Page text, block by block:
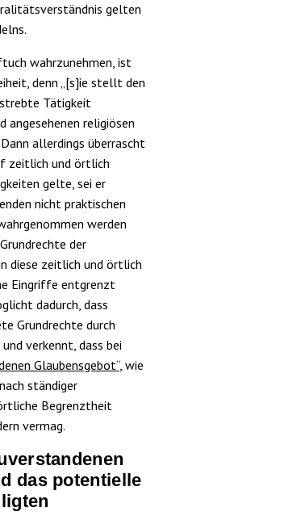
gelten
wahrzunehmen, ist
denn „[s]ie stellt den
Tätigkeit
angesehenen religiösen
allerdings überrascht
zeitlich und örtlich
gelte, sei er
nicht praktischen
werden
der
diese zeitlich und örtlich
Eingriffe entgrenzt
dadurch, dass
Grundrechte durch
verkennt, dass bei
Glaubensgebot“, wie
ständiger
Begrenztheit
vermag.
das potentielle